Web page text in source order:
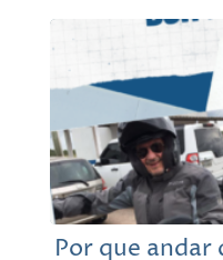
Por que